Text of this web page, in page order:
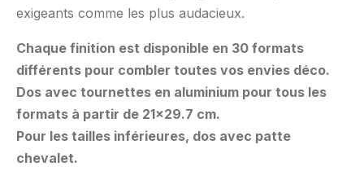
exigeants comme les plus audacieux.
Chaque finition est disponible en 30 formats
différents pour combler toutes vos envies déco.
Dos avec tournettes en aluminium pour tous les
formats à partir de 21×29.7 cm.
Pour les tailles inférieures, dos avec patte
chevalet.